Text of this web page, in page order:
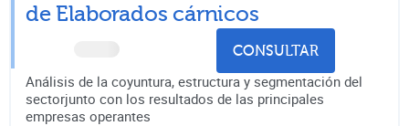
de Elaborados cárnicos
CONSULTAR
Análisis de la coyuntura, estructura y segmentación del
sectorjunto con los resultados de las principales
empresas operantes